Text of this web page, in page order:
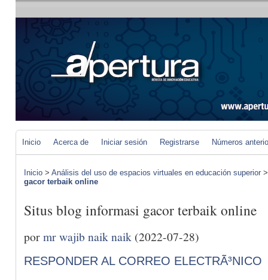
Inicio Acerca de Iniciar sesión Registrarse Números
Inicio > Análisis del uso de espacios virtuales en educación superior
gacor terbaik online
Situs blog informasi gacor terbaik online
pormr wajib naik naik (2022-07-28)
RESPONDER AL CORREO ELECTRÃ³NICO